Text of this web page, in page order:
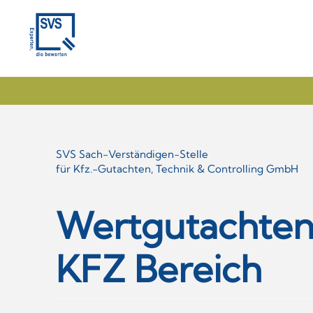
Skip
to
main
SVS Sach-Verständigen-Stelle
für Kfz.-Gutachten, Technik & Controlling GmbH
KFZ Bereich